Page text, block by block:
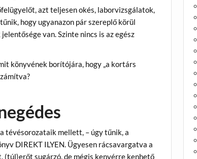
azt teljesen okés, laborvizsgálatok,
hogy ugyanazon pár szereplő körül
van. Szinte nincs is az egész
könyvének borítójára, hogy „a kortárs
tévésorozataik mellett, – úgy tűnik, a
DIREKT ILYEN. Ügyesen rácsavargatva a
sugárzó, de mégis kenyérre kenhető